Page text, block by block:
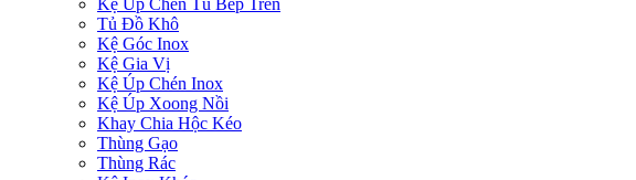
Tủ Đồ Khô
Kệ Góc Inox
Kệ Gia Vị
Kệ Úp Chén Inox
Kệ Úp Xoong Nồi
Khay Chia Hộc Kéo
Thùng Gạo
Thùng Rác